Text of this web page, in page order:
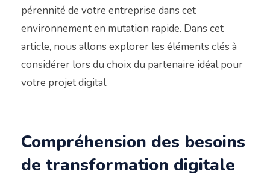
pérennité de votre entreprise dans cet
environnement en mutation rapide. Dans cet
article, nous allons explorer les éléments clés à
considérer lors du choix du partenaire idéal pour
votre projet digital.
Compréhension des besoins
de transformation digitale